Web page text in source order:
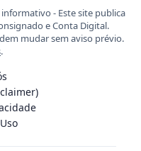
- Este site publica
e Conta Digital.
mudar sem aviso prévio.
.